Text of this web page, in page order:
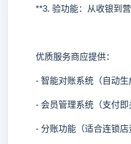
**3. 验功能：从收银到营
优质服务商应提供：
- 智能对账系统（自动生
- 会员管理系统（支付即
- 分账功能（适合连锁店